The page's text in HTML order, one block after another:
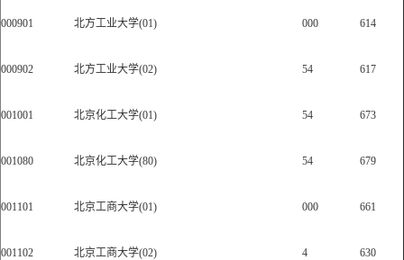
000901 北方工业大学(01) 000 614
000902 北方工业大学(02) 54 617
001001 北京化工大学(01) 54 673
001080 北京化工大学(80) 54 679
001101 北京工商大学(01) 000 661
001102 北京工商大学(02) 4 630